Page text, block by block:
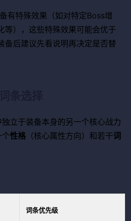
有特殊效果（如对特定Boss增
等），这些特殊效果可能会优于
备后建议先看说明再决定是否替
立于装备本身的另一个核心战力
性格 （核心属性方向）和若干词
词条优先级